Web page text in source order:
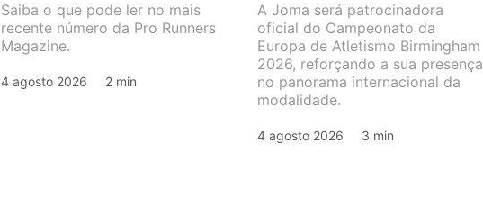
Saiba o que pode ler no mais
recente número da Pro Runners
Magazine.
4 agosto 2026 2 min
A Joma será patrocinadora
oficial do Campeonato da
Europa de Atletismo Birmingham
2026, reforçando a sua presença
no panorama internacional da
modalidade.
4 agosto 2026 3 min